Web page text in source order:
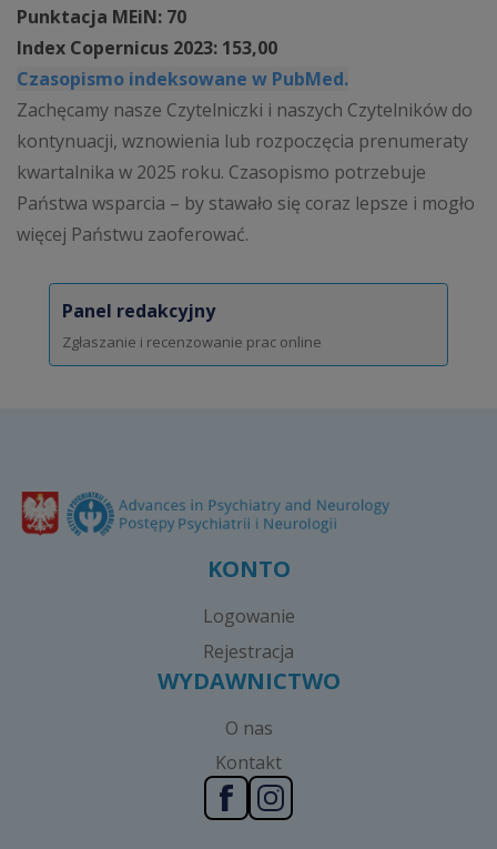
Punktacja MEiN: 70
Index Copernicus 2023: 153,00
Czasopismo indeksowane w PubMed.
Zachęcamy nasze Czytelniczki i naszych Czytelników do
kontynuacji, wznowienia lub rozpoczęcia prenumeraty
kwartalnika w 2025 roku. Czasopismo potrzebuje
Państwa wsparcia – by stawało się coraz lepsze i mogło
więcej Państwu zaoferować.
Panel redakcyjny
Zgłaszanie i recenzowanie prac online
KONTO
Logowanie
Rejestracja
WYDAWNICTWO
O nas
Kontakt